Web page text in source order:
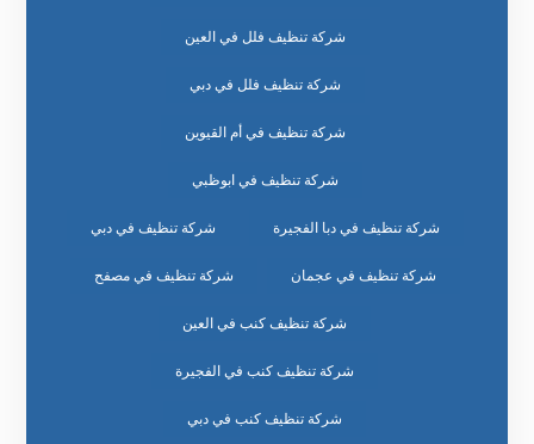
شركة تنظيف فلل في العين
شركة تنظيف فلل في دبي
شركة تنظيف في أم القيوين
شركة تنظيف في ابوظبي
شركة تنظيف في دبا الفجيرة شركة تنظيف في دبي
شركة تنظيف في عجمان شركة تنظيف في مصفح
شركة تنظيف كنب في العين
شركة تنظيف كنب في الفجيرة
شركة تنظيف كنب في دبي